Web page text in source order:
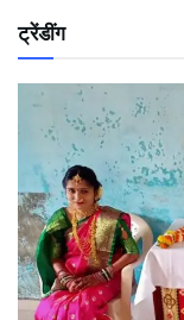
ट्रेंडींग